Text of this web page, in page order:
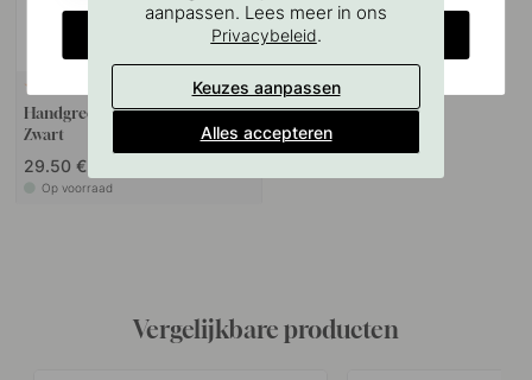
+ LENGTES
Handgreep Arpa - Geborsteld
Zwart
29.50 €
Op voorraad
Vergelijkbare producten
aanpassen. Lees meer in ons
Privacybeleid.
Keuzes aanpassen
Alles accepteren
CHANGE COUNTRY